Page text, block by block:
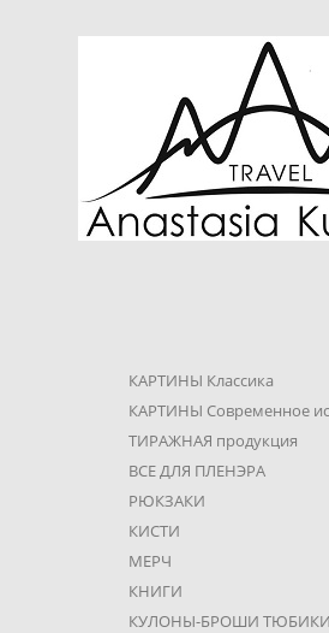
КАРТИНЫ Классика
КАРТИНЫ Современное
ТИРАЖНАЯ продукция
ВСЕ ДЛЯ ПЛЕНЭРА
РЮКЗАКИ
КИСТИ
МЕРЧ
КНИГИ
КУЛОНЫ-БРОШИ ТЮБИКИ